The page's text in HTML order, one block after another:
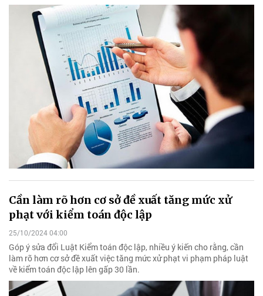
Cần làm rõ hơn cơ sở đề xuất tăng mức xử
phạt với kiểm toán độc lập
25/10/2024 04:00
Góp ý sửa đổi Luật Kiểm toán độc lập, nhiều ý kiến cho rằng, cần
làm rõ hơn cơ sở đề xuất việc tăng mức xử phạt vi phạm pháp luật
về kiểm toán độc lập lên gấp 30 lần.